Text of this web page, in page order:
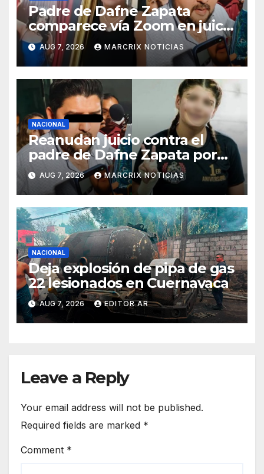
Padre de Dafne Zapata
comparece vía Zoom en juicio
por presunto abuso contra su
hija
AUG 7, 2026 MARCRIX NOTICIAS
NACIONAL
Reanudan juicio contra el
padre de Dafne Zapata por
presunto abuso contra su hija
en 2019
AUG 7, 2026 MARCRIX NOTICIAS
NACIONAL
Deja explosión de pipa de gas
22 lesionados en Cuernavaca
AUG 7, 2026 EDITOR AR
Leave a Reply
Your email address will not be published.
Required fields are marked *
Comment *